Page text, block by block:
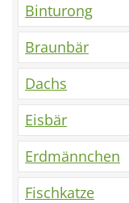
Binturong
Braunbär
Dachs
Eisbär
Erdmännchen
Fischkatze